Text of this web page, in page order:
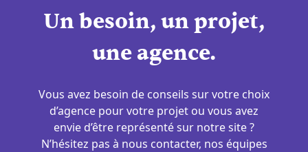
Un besoin, un projet,
une agence.
Vous avez besoin de conseils sur votre choix
d’agence pour votre projet ou vous avez
envie d’être représenté sur notre site ?
N’hésitez pas à nous contacter, nos équipes